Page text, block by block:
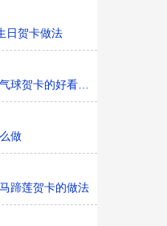
日贺卡做法
球贺卡的好看做法
做
蹄莲贺卡的做法